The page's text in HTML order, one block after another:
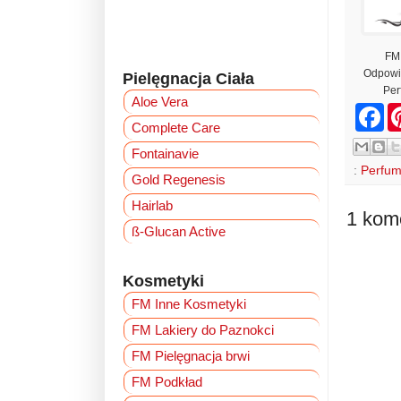
F
c
e
b
:
1
Pielęgnacja Ciała
Aloe Vera
Complete Care
Fontainavie
Gold Regenesis
Hairlab
ß-Glucan Active
Kosmetyki
FM Inne Kosmetyki
FM Lakiery do Paznokci
FM Pielęgnacja brwi
FM Podkład